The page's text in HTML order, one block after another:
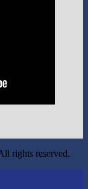
rights reserved.